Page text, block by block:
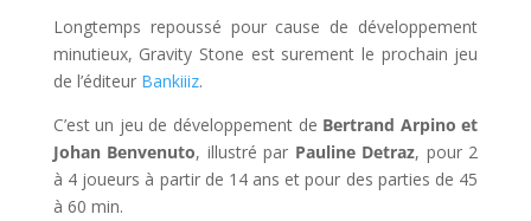
Longtemps repoussé pour cause de développement
minutieux, Gravity Stone est surement le prochain jeu
de l’éditeur Bankiiiz.
C’est un jeu de développement de Bertrand Arpino et
Johan Benvenuto, illustré par Pauline Detraz, pour 2
à 4 joueurs à partir de 14 ans et pour des parties de 45
à 60 min.